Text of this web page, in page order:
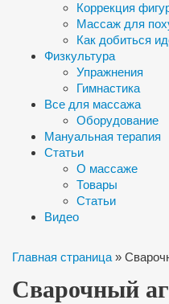
Коррекция
Массаж для
Как добиться
Физкультура
Упражнения
Гимнастика
Все для массажа
Оборудование
Мануальная терапия
Статьи
О массаже
Товары
Статьи
Видео
Главная страница »
Сварочный